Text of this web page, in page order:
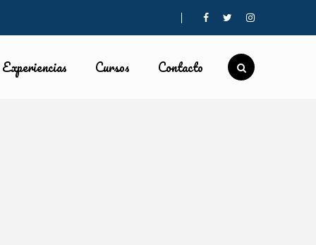
Experiencias Cursos Contacto